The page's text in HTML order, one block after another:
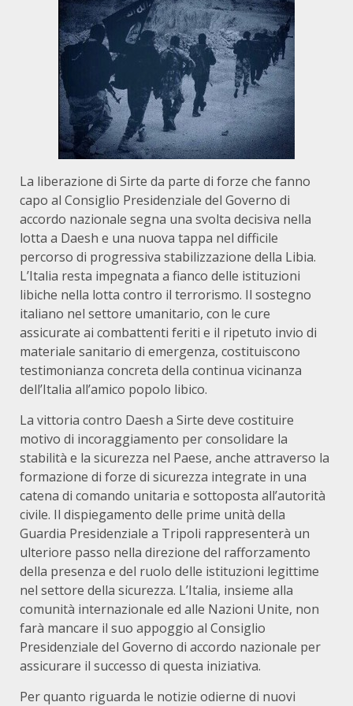
La liberazione di Sirte da parte di forze che fanno
capo al Consiglio Presidenziale del Governo di
accordo nazionale segna una svolta decisiva nella
lotta a Daesh e una nuova tappa nel difficile
percorso di progressiva stabilizzazione della Libia.
L’Italia resta impegnata a fianco delle istituzioni
libiche nella lotta contro il terrorismo. Il sostegno
italiano nel settore umanitario, con le cure
assicurate ai combattenti feriti e il ripetuto invio di
materiale sanitario di emergenza, costituiscono
testimonianza concreta della continua vicinanza
dell’Italia all’amico popolo libico.
La vittoria contro Daesh a Sirte deve costituire
motivo di incoraggiamento per consolidare la
stabilità e la sicurezza nel Paese, anche attraverso la
formazione di forze di sicurezza integrate in una
catena di comando unitaria e sottoposta all’autorità
civile. Il dispiegamento delle prime unità della
Guardia Presidenziale a Tripoli rappresenterà un
ulteriore passo nella direzione del rafforzamento
della presenza e del ruolo delle istituzioni legittime
nel settore della sicurezza. L’Italia, insieme alla
comunità internazionale ed alle Nazioni Unite, non
farà mancare il suo appoggio al Consiglio
Presidenziale del Governo di accordo nazionale per
assicurare il successo di questa iniziativa.
Per quanto riguarda le notizie odierne di nuovi